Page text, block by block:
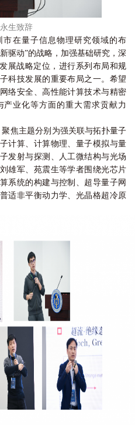
生致辞
在量子信息物理研究领域的布
驱动”的战略，加强基础研究，深
展战略定位，进行系列布局和规
科技发展的重要布局之一。希望
络安全、高性能计算技术与精密
业化等方面的重大需求贡献力
焦主题分别为强关联与拓扑量子
计算、计算物理、量子模拟与量
发射与探测、人工微结构与光场
雄军、苑震生等学者围绕光芯片
系统的构建与控制、超导量子网
适非平衡动力学、光晶格超冷原